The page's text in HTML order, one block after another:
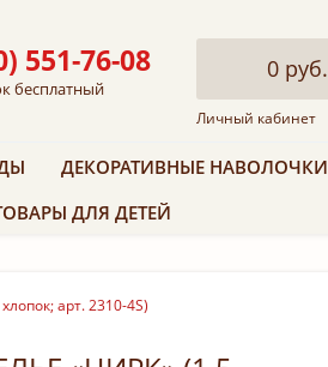
551-76-08
бесплатный
0 руб.
Личный кабинет
ДЕКОРАТИВНЫЕ НАВОЛОЧКИ
ДЛЯ ДЕТЕЙ
арт. 2310-4S)